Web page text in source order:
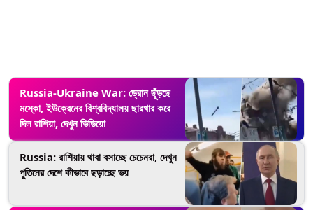
Russia-Ukraine War: ড্রোন ছুঁড়ছে
মস্কো, ইউক্রেনের বিশ্ববিদ্যালয় ছারখার করে
দিল রাশিয়া, দেখুন ভিডিয়ো
Russia: রাশিয়ায় থাবা বসাচ্ছে চেচেনরা, দেখুন
পুতিনের দেশে কীভাবে ছড়াচ্ছে ভয়